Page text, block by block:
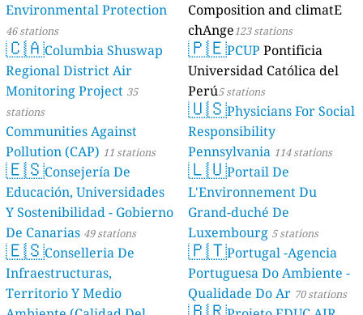
Environmental Protection
46 stations
🇨🇦Columbia Shuswap
Regional District Air
Monitoring Project 35
stations
Communities Against
Pollution (CAP) 11 stations
🇪🇸Consejería De
Educación, Universidades
Y Sostenibilidad - Gobierno
De Canarias 49 stations
🇪🇸Conselleria De
Infraestructuras,
Territorio Y Medio
Composition and climatE
chAnge123 stations
🇵🇪PCUP Pontificia
Universidad Católica del
Perú5 stations
🇺🇸Physicians For Social
Responsibility
Pennsylvania 114 stations
🇱🇺Portail De
L'Environnement Du
Grand-duché De
Luxembourg 5 stations
🇵🇹Portugal -Agencia
Portuguesa Do Ambiente -
Qualidade Do Ar 70 stations